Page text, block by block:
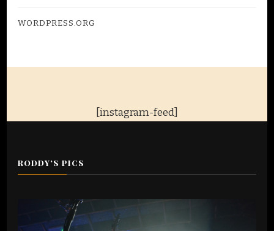
WORDPRESS.ORG
[instagram-feed]
RODDY’S PICS